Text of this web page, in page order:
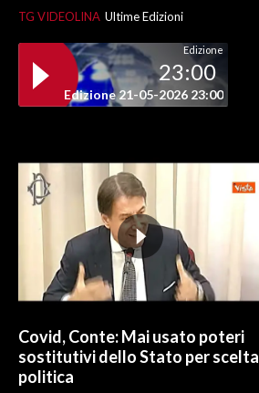
INSULARITÀ
ANNUNCI
NECROLOGI
PUBBLICITÀ
SPIAGGE
STORE
TG VIDEOLINA Ultime Edizioni
Edizione
23:00
Edizione 21-05-2026 23:00
Covid, Conte: Mai usato poteri
sostitutivi dello Stato per scelta
politica